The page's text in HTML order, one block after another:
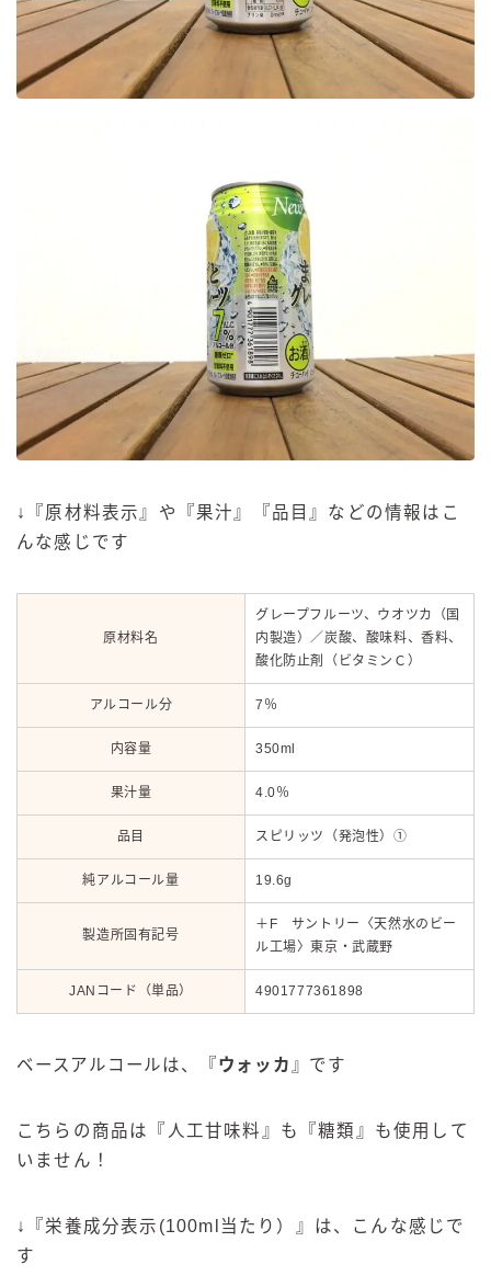
↓『原材料表示』や『果汁』『品目』などの情報はこ
んな感じです
原材料名
グレープフルーツ、ウオツカ（国
内製造）／炭酸、酸味料、香料、
酸化防止剤（ビタミンＣ）
アルコール分 7％
内容量 350ml
果汁量 4.0％
品目 スピリッツ（発泡性）①
純アルコール量 19.6g
製造所固有記号
＋F サントリー〈天然水のビー
ル工場〉東京・武蔵野
JANコード（単品） 4901777361898
ベースアルコールは、『ウォッカ 』です
こちらの商品は『人工甘味料』も『糖類』も使用して
いません！
↓『栄養成分表示(100ml当たり）』は、こんな感じで
す